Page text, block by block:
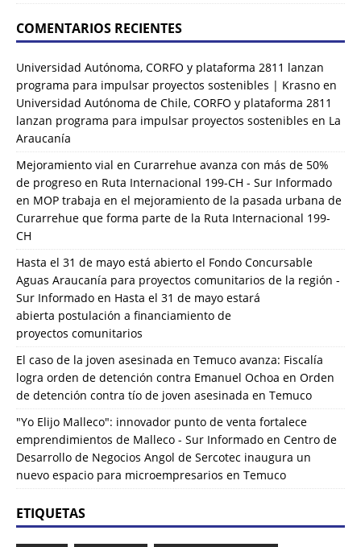
COMENTARIOS RECIENTES
Universidad Autónoma, CORFO y plataforma 2811 lanzan
programa para impulsar proyectos sostenibles | Krasno en
Universidad Autónoma de Chile, CORFO y plataforma 2811
lanzan programa para impulsar proyectos sostenibles en La
Araucanía
Mejoramiento vial en Curarrehue avanza con más de 50%
de progreso en Ruta Internacional 199-CH - Sur Informado
en MOP trabaja en el mejoramiento de la pasada urbana de
Curarrehue que forma parte de la Ruta Internacional 199-
CH
Hasta el 31 de mayo está abierto el Fondo Concursable
Aguas Araucanía para proyectos comunitarios de la región -
Sur Informado en Hasta el 31 de mayo estará
abierta postulación a financiamiento de
proyectos comunitarios
El caso de la joven asesinada en Temuco avanza: Fiscalía
logra orden de detención contra Emanuel Ochoa en Orden
de detención contra tío de joven asesinada en Temuco
"Yo Elijo Malleco": innovador punto de venta fortalece
emprendimientos de Malleco - Sur Informado en Centro de
Desarrollo de Negocios Angol de Sercotec inaugura un
nuevo espacio para microempresarios en Temuco
ETIQUETAS